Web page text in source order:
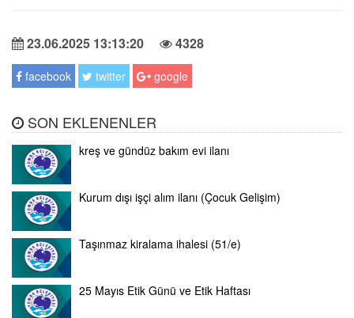
23.06.2025 13:13:20 4328
facebook twitter google
SON EKLENENLER
kreş ve gündüz bakım evi ilanı
Kurum dışı işçi alım ilanı (Çocuk Gelişim)
Taşınmaz kiralama ihalesi (51/e)
25 Mayıs Etik Günü ve Etik Haftası